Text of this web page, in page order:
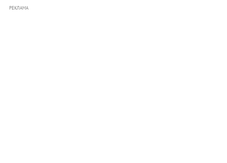
РЕКЛАМА